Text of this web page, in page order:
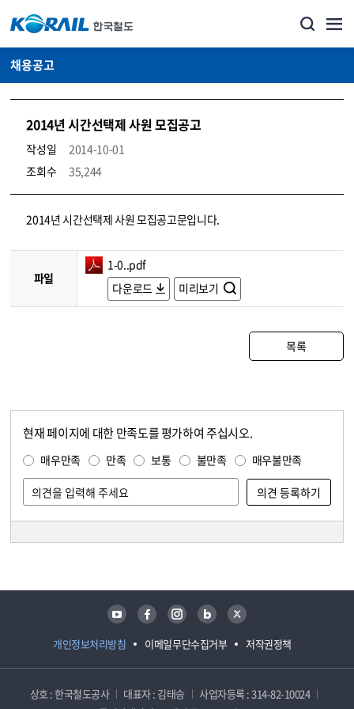
채용공고
2014년 시간선택제 사원 모집공고
작성일
2014-10-01
조회수
35,244
코레일소개_경영공시_채용공고 상세보기 – 내용, 파일, 담당자 연락처로 구성
2014년 시간선택제 사원 모집공고문입니다.
파일
1-0..pdf
다운로드
미리보기
목록
현재 페이지에 대한 만족도를 평가하여 주십시오.
매우만족 만족 보통 불만족 매우불만족
개인정보처리방침 이메일무단수집거부 저작권정책
유튜브 페이스북 인스타그램 블로그 트위터
상호 : 한국철도공사 대표자 : 김태승
사업자등록 : 314-82-10024